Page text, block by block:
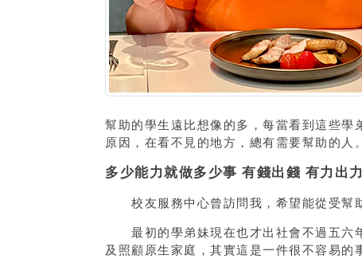
幫助的學生遠比想像的多，每當看到這些學
原因，在看不見的地方，總有需要幫助的人。
多少能力就做多少事 有錢出錢 有力出力
校友服務中心曾訪問我，希望能從受幫
最初的學弟妹現在也才出社會不過五六年
及照顧原生家庭，其實這是一件很不容易